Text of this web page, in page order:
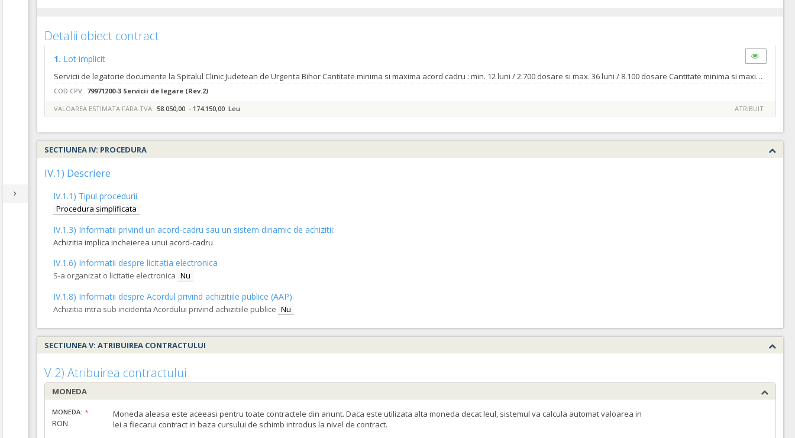
Detalii obiect contract
1. Lot implicit
Servicii de legatorie documente la Spitalul Clinic Judetean de Urgenta Bihor Cantitate minima si maxima acord cadru : min. 12 luni / 2.700 dosare si max. 36 luni / 8.100 dosare Cantitate minima si maxima a celui mai mare contract subsecvent : min. 3 luni / 675 dosare si max. 12 luni / 2.700 dosare
COD CPV: 79971200-3 Servicii de legare (Rev.2)
VALOAREA ESTIMATA FARA TVA: 58.050,00 - 174.150,00 Leu ATRIBUIT
SECTIUNEA IV: PROCEDURA
IV.1) Descriere
IV.1.1) Tipul procedurii
Procedura simplificata
IV.1.3) Informatii privind un acord-cadru sau un sistem dinamic de achizitii:
Achizitia implica incheierea unui acord-cadru
IV.1.6) Informatii despre licitatia electronica
S-a organizat o licitatie electronica Nu
IV.1.8) Informatii despre Acordul privind achizitiile publice (AAP)
Achizitia intra sub incidenta Acordului privind achizitiile publice Nu
SECTIUNEA V: ATRIBUIREA CONTRACTULUI
V.2) Atribuirea contractului
MONEDA
MONEDA:
RON
Moneda aleasa este aceeasi pentru toate contractele din anunt. Daca este utilizata alta moneda decat leul, sistemul va calcula automat valoarea in
lei a fiecarui contract in baza cursului de schimb introdus la nivel de contract.